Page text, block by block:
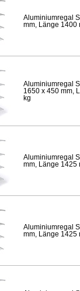
Aluminiumregal
mm, Länge 1400
Aluminiumregal
1650 x 450 mm,
kg
Aluminiumregal
mm, Länge 1425
Aluminiumregal
mm, Länge 1425